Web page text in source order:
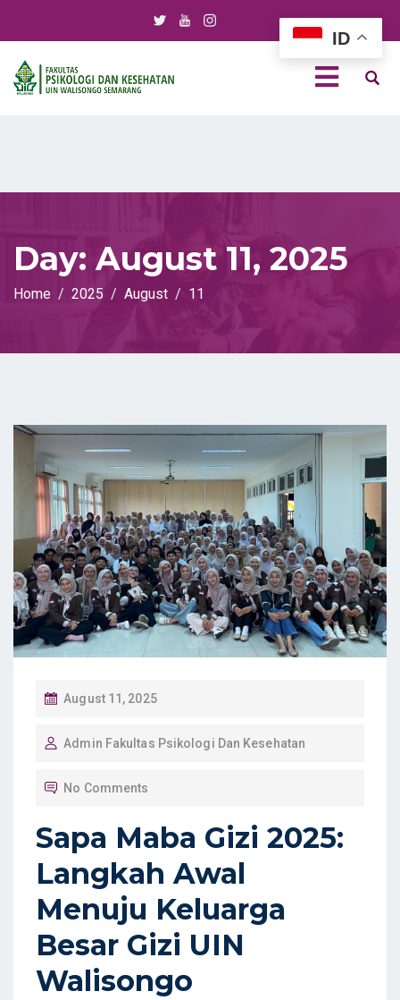
Day:August 11, 2025
Home 2025 August 11
P
S
O
N
August 11, 2025
Admin Fakultas Psikologi Dan Kesehatan
No Comments
Sapa Maba Gizi 2025:
Langkah Awal
Menuju Keluarga
Besar Gizi UIN
Walisongo
ID